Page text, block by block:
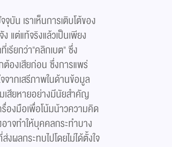
บัน เราเห็นการเติบโต้ของ
แต่แท้จริงแล้วเป็นเพียง
รียกว่า"คลิกเบต" ซึ่ง
ต้องเสียก่อน ซึ่งการแพร่
ากเสรีภาพในด้านข้อมูล
เสียหายอย่างมีนัยสำคัญ
รื่องมือเพื่อโน้มน้าวความคิด
าจทำให้บุคคลกระทำบาง
ผลกระทบไปโดยไม่ได้ตั้งใจ